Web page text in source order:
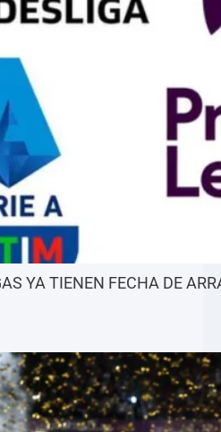
YA TIENEN FECHA DE